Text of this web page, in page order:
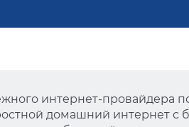
интернет-провайдера
домашний интернет с